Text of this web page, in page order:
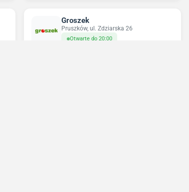
Groszek
Pruszków, ul. Zdziarska 26
Otwarte do 20:00